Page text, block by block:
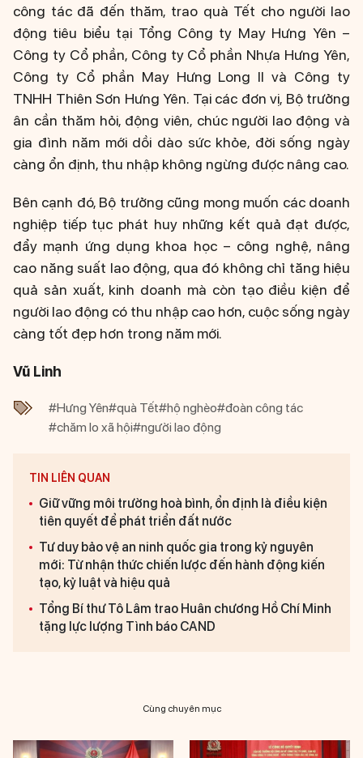
công tác đã đến thăm, trao quà Tết cho người lao
động tiêu biểu tại Tổng Công ty May Hưng Yên –
Công ty Cổ phần, Công ty Cổ phần Nhựa Hưng Yên,
Công ty Cổ phần May Hưng Long II và Công ty
TNHH Thiên Sơn Hưng Yên. Tại các đơn vị, Bộ trưởng
ân cần thăm hỏi, động viên, chúc người lao động và
gia đình năm mới dồi dào sức khỏe, đời sống ngày
càng ổn định, thu nhập không ngừng được nâng cao.
Bên cạnh đó, Bộ trưởng cũng mong muốn các doanh
nghiệp tiếp tục phát huy những kết quả đạt được,
đẩy mạnh ứng dụng khoa học – công nghệ, nâng
cao năng suất lao động, qua đó không chỉ tăng hiệu
quả sản xuất, kinh doanh mà còn tạo điều kiện để
người lao động có thu nhập cao hơn, cuộc sống ngày
càng tốt đẹp hơn trong năm mới.
Vũ Linh
#Hưng Yên#quà Tết#hộ nghèo#đoàn công tác
#chăm lo xã hội#người lao động
TIN LIÊN QUAN
Giữ vững môi trường hoà bình, ổn định là điều kiện
tiên quyết để phát triển đất nước
Tư duy bảo vệ an ninh quốc gia trong kỷ nguyên
mới: Từ nhận thức chiến lược đến hành động kiến
tạo, kỷ luật và hiệu quả
Tổng Bí thư Tô Lâm trao Huân chương Hồ Chí Minh
tặng lực lượng Tình báo CAND
Cùng chuyên mục